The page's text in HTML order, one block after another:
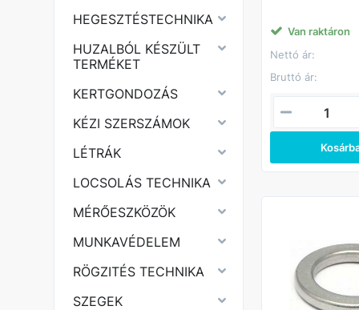
HEGESZTÉSTECHNIKA
HUZALBÓL KÉSZÜLT
TERMÉKET
KERTGONDOZÁS
KÉZI SZERSZÁMOK
LÉTRÁK
LOCSOLÁS TECHNIKA
MÉRŐESZKÖZÖK
MUNKAVÉDELEM
RÖGZITÉS TECHNIKA
SZEGEK
van vágva és
ezáltal növelt
csavarkötésre,
elemként szolgál
meglazulással
Van raktáron
Nettó ár:
Bruttó ár: